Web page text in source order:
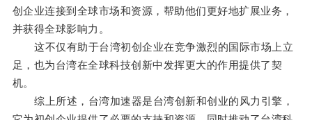
创企业连接到全球市场和资源，帮助他们更好地扩展业务，
并获得全球影响力。
这不仅有助于台湾初创企业在竞争激烈的国际市场上立
足，也为台湾在全球科技创新中发挥更大的作用提供了契
机。
综上所述，台湾加速器是台湾创新和创业的风力引擎，